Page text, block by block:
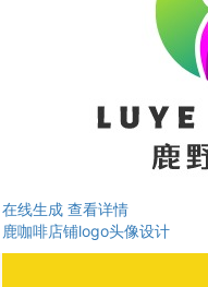
在线生成 查看详情
鹿咖啡店铺logo头像设计